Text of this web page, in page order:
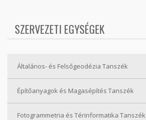
SZERVEZETI EGYSÉGEK
Általános- és Felsőgeodézia Tanszék
Építőanyagok és Magasépítés Tanszék
Fotogrammetria és Térinformatika Tanszék